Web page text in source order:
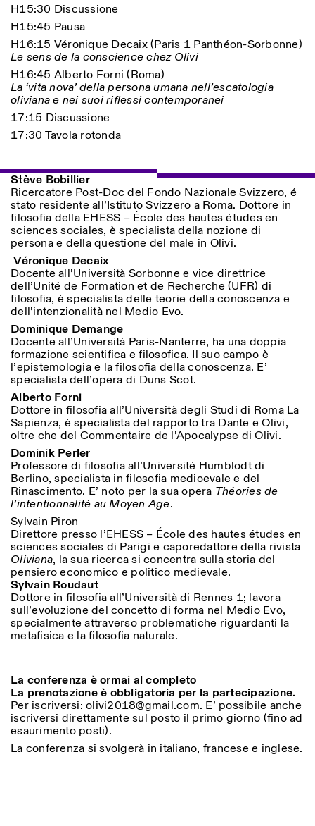
ORARI MOSTRE:
17:00
Giovedì: 11:00-20:00
Sabato: 14:00-18:00
Domenica chiuso
H15:30 Discussione
H15:45 Pausa
H16:15 Véronique Decaix (Paris 1 Panthéon-Sorbonne)
Le sens de la conscience chez Olivi
H16:45 Alberto Forni (Roma)
La ‘vita nova’ della persona umana nell’escatologia
oliviana e nei suoi riflessi contemporanei
17:15 Discussione
17:30 Tavola rotonda
Stève Bobillier
Ricercatore Post-Doc del Fondo Nazionale Svizzero, é
stato residente all’Istituto Svizzero a Roma. Dottore in
filosofia della EHESS – École des hautes études en
sciences sociales, è specialista della nozione di
persona e della questione del male in Olivi.
Véronique Decaix
Docente all’Università Sorbonne e vice direttrice
dell’Unité de Formation et de Recherche (UFR) di
filosofia, è specialista delle teorie della conoscenza e
dell’intenzionalità nel Medio Evo.
Dominique Demange
Docente all’Università Paris-Nanterre, ha una doppia
formazione scientifica e filosofica. Il suo campo è
l’epistemologia e la filosofia della conoscenza. E’
specialista dell’opera di Duns Scot.
Alberto Forni
Dottore in filosofia all’Università degli Studi di Roma La
Sapienza, è specialista del rapporto tra Dante e Olivi,
oltre che del Commentaire de l’Apocalypse di Olivi.
Dominik Perler
Professore di filosofia all’Université Humblodt di
Berlino, specialista in filosofia medioevale e del
Rinascimento. E’ noto per la sua opera Théories de
l’intentionnalité au Moyen Age.
Sylvain Piron
Direttore presso l’EHESS – École des hautes études en
sciences sociales di Parigi e caporedattore della rivista
Oliviana, la sua ricerca si concentra sulla storia del
pensiero economico e politico medievale.
Sylvain Roudaut
Dottore in filosofia all’Università di Rennes 1; lavora
sull’evoluzione del concetto di forma nel Medio Evo,
specialmente attraverso problematiche riguardanti la
metafisica e la filosofia naturale.
La conferenza è ormai al completo
La prenotazione è obbligatoria per la partecipazione.
Per iscriversi: olivi2018@gmail.com. E’ possibile anche
iscriversi direttamente sul posto il primo giorno (fino ad
esaurimento posti).
La conferenza si svolgerà in italiano, francese e inglese.